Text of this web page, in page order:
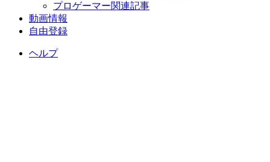
プロゲーマー関連記事
動画情報
自由登録
ヘルプ